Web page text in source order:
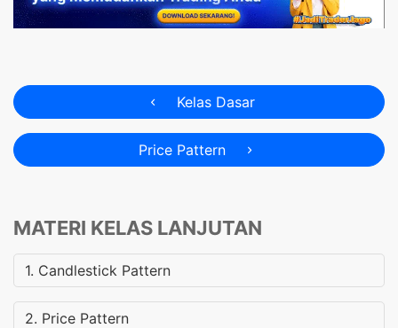
Kelas Dasar
Price Pattern
MATERI KELAS LANJUTAN
1. Candlestick Pattern
2. Price Pattern